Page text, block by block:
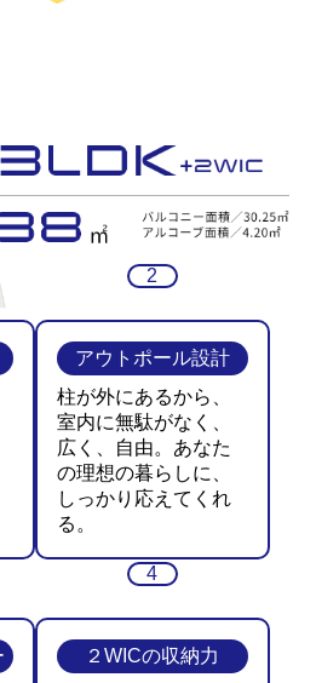
アウトポール設計
柱が外にあるから、
室内に無駄がなく、
広く、自由。あなた
の理想の暮らしに、
しっかり応えてくれ
る。
２WICの収納力